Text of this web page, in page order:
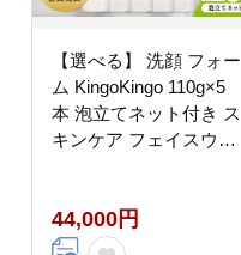
【選べる】 洗顔 フォー
ム KingoKingo 110g×5
本 泡立てネット付き ス
キンケア フェイスウォ
44,000円